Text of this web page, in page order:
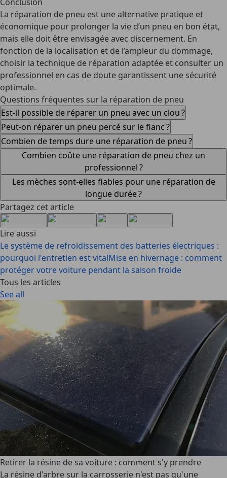
La réparation de pneu est une alternative pratique et
économique pour prolonger la vie d’un pneu en bon état,
mais elle doit être envisagée avec discernement. En
fonction de la localisation et de l’ampleur du dommage,
choisir la technique de réparation adaptée et consulter un
professionnel en cas de doute garantissent une sécurité
optimale.
Questions fréquentes sur la réparation de pneu
Est-il possible de réparer un pneu avec un clou ?
Peut-on réparer un pneu percé sur le flanc ?
Combien de temps dure une réparation de pneu ?
Combien coûte une réparation de pneu chez un
professionnel ?
Les mèches sont-elles fiables pour une réparation de
longue durée ?
Partagez cet article
Lire aussi
Le système de refroidissement des batteries électriques :
pourquoi l'entretien est vitalMise en hivernage : comment
protéger votre voiture pendant la saison froide
Tous les articles
See all
Retirer la résine de sa voiture : comment s'y prendre
La résine d'arbre sur la carrosserie n'est pas qu'une